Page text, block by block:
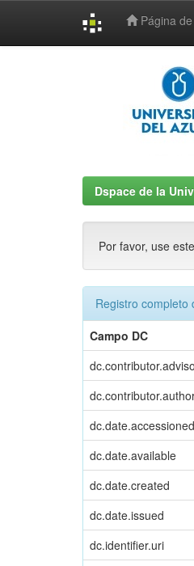
Página de
Dspace de la
Por favor, use
Registro completo
Campo DC
dc.date.accessioned
dc.date.available
dc.date.created
dc.date.issued
dc.identifier.uri